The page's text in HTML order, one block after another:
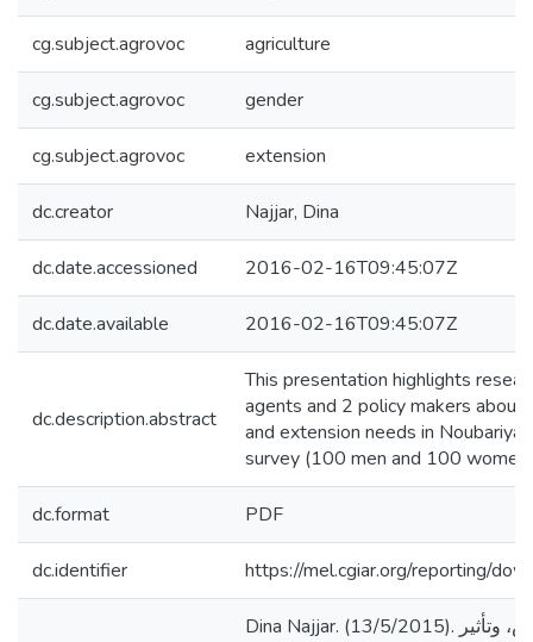
cg.subject.agrovoc agriculture
cg.subject.agrovoc gender
cg.subject.agrovoc extension
dc.creator Najjar, Dina
dc.date.accessioned 2016-02-16T09:45:07Z
dc.date.available 2016-02-16T09:45:07Z
dc.description.abstract
This presentation highlights
agents and 2 policy makers
and extension needs in
survey (100 men and 100
dc.format PDF
dc.identifier https://mel.cgiar.org/reporting/
Dina Najjar. (13/5/2015). دراسة عن خصائص سبل العيش، وتأثير